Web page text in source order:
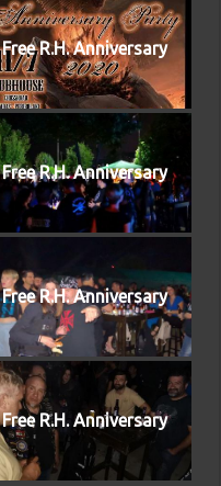
Free R.H. Anniversary
Free R.H. Anniversary
Free R.H. Anniversary
Free R.H. Anniversary